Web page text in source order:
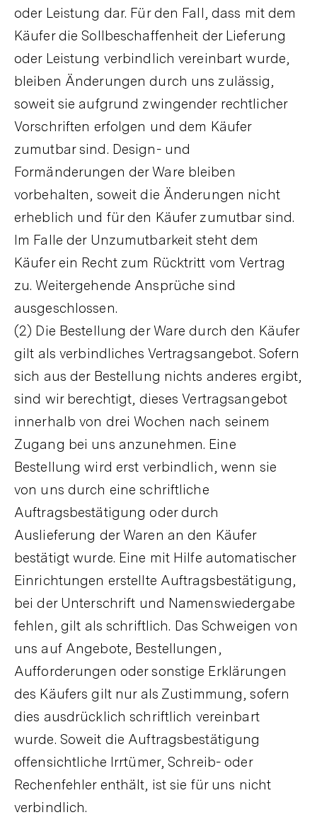
oder Leistung dar. Für den Fall, dass mit dem
Käufer die Sollbeschaffenheit der Lieferung
oder Leistung verbindlich vereinbart wurde,
bleiben Änderungen durch uns zulässig,
soweit sie aufgrund zwingender rechtlicher
Vorschriften erfolgen und dem Käufer
zumutbar sind. Design- und
Formänderungen der Ware bleiben
vorbehalten, soweit die Änderungen nicht
erheblich und für den Käufer zumutbar sind.
Im Falle der Unzumutbarkeit steht dem
Käufer ein Recht zum Rücktritt vom Vertrag
zu. Weitergehende Ansprüche sind
ausgeschlossen.
(2) Die Bestellung der Ware durch den Käufer
gilt als verbindliches Vertragsangebot. Sofern
sich aus der Bestellung nichts anderes ergibt,
sind wir berechtigt, dieses Vertragsangebot
innerhalb von drei Wochen nach seinem
Zugang bei uns anzunehmen. Eine
Bestellung wird erst verbindlich, wenn sie
von uns durch eine schriftliche
Auftragsbestätigung oder durch
Auslieferung der Waren an den Käufer
bestätigt wurde. Eine mit Hilfe automatischer
Einrichtungen erstellte Auftragsbestätigung,
bei der Unterschrift und Namenswiedergabe
fehlen, gilt als schriftlich. Das Schweigen von
uns auf Angebote, Bestellungen,
Aufforderungen oder sonstige Erklärungen
des Käufers gilt nur als Zustimmung, sofern
dies ausdrücklich schriftlich vereinbart
wurde. Soweit die Auftragsbestätigung
offensichtliche Irrtümer, Schreib- oder
Rechenfehler enthält, ist sie für uns nicht
verbindlich.